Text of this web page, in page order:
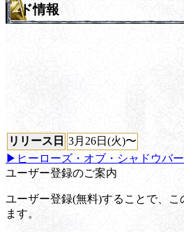
ド情報
リリース日 3月26日(火)〜
▶ヒーローズ・オブ・シャドウバ
ユーザー登録のご案内
ユーザー登録(無料)することで、こ
ます。